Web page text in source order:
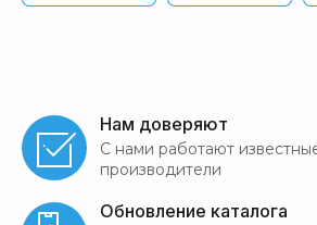
Нам доверяют
С нами работают
производители
Обновление каталога